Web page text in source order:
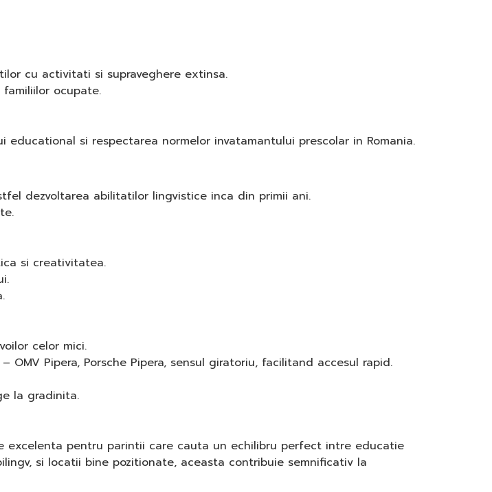
cu activitati si supraveghere extinsa.
ocupate.
si respectarea normelor invatamantului prescolar in Romania.
dezvoltarea abilitatilor lingvistice inca din primii ani.
si creativitatea.
celor mici.
Pipera, Porsche Pipera, sensul giratoriu, facilitand accesul rapid.
la gradinita.
excelenta pentru parintii care cauta un echilibru perfect intre educatie
si locatii bine pozitionate, aceasta contribuie semnificativ la